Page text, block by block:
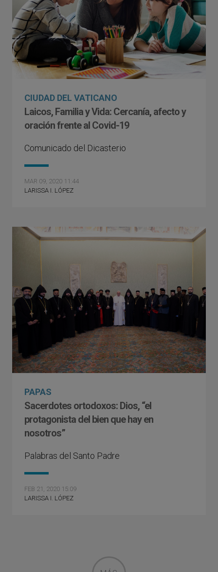
CIUDAD DEL VATICANO
Laicos, Familia y Vida: Cercanía, afecto y
oración frente al Covid-19
Comunicado del Dicasterio
MAR 09, 2020 11:44
LARISSA I. LÓPEZ
PAPAS
Sacerdotes ortodoxos: Dios, “el
protagonista del bien que hay en
nosotros”
Palabras del Santo Padre
FEB 21, 2020 15:09
LARISSA I. LÓPEZ